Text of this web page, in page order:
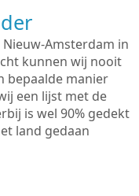
Amsterdam in
kunnen wij nooit
bepaalde manier
een lijst met de
is wel 90% gedekt
land gedaan